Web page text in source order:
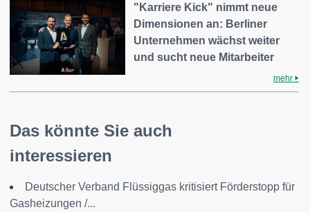
"Karriere Kick" nimmt neue
Dimensionen an: Berliner
Unternehmen wächst weiter
und sucht neue Mitarbeiter
mehr
Das könnte Sie auch
interessieren
Deutscher Verband Flüssiggas kritisiert Förderstopp für
Gasheizungen /...